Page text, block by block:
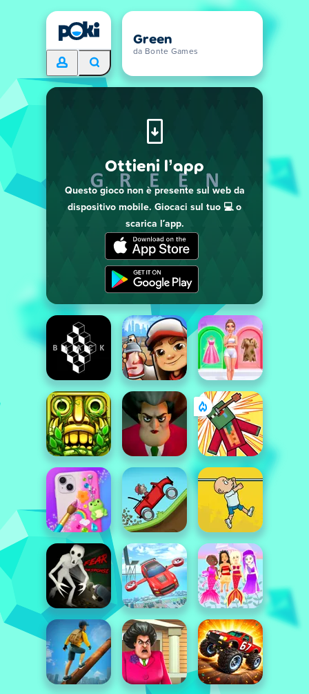
Green
da Bonte Games
Ottieni l’app
Questo gioco non è presente sul web da
dispositivo mobile. Giocaci sul tuo 💻 o
scarica l’app.